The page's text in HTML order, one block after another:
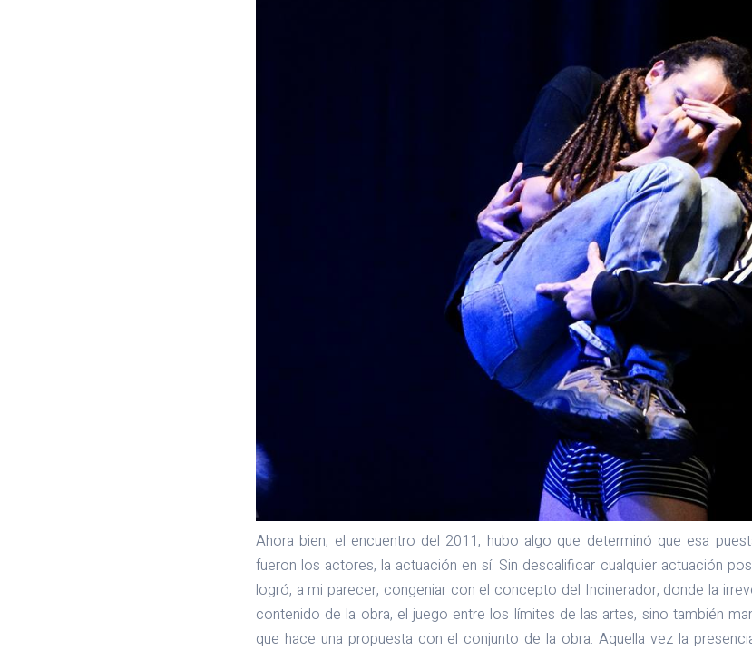
Ahora bien, el encuentro del 2011, hubo algo que determinó que esa
fueron los actores, la actuación en sí. Sin descalificar cualquier actuación
logró, a mi parecer, congeniar con el concepto del Incinerador, donde la
contenido de la obra, el juego entre los límites de las artes, sino también
que hace una propuesta con el conjunto de la obra. Aquella vez la